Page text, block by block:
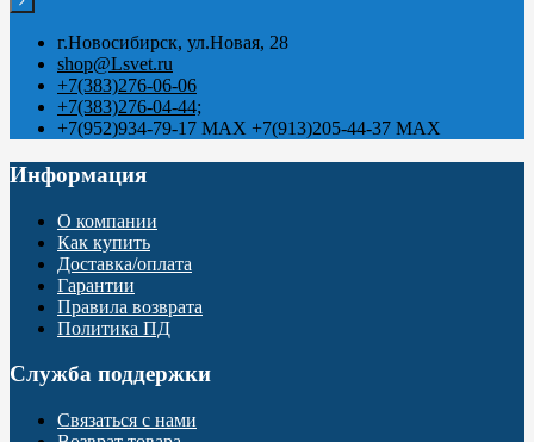
г.Новосибирск, ул.Новая, 28
shop@Lsvet.ru
+7(383)276-06-06
+7(383)276-04-44;
+7(952)934-79-17 MAX +7(913)205-44-37 MAX
Информация
О компании
Как купить
Доставка/оплата
Гарантии
Правила возврата
Политика ПД
Служба поддержки
Связаться с нами